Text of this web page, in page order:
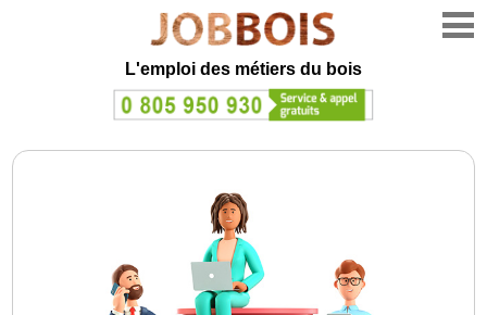
L'emploi des métiers du bois